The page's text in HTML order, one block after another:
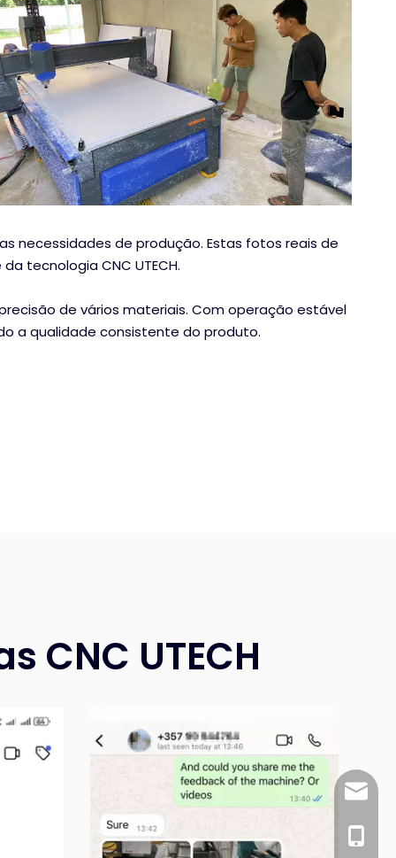
necessidades de produção. Estas fotos reais de
tecnologia CNC UTECH.
de vários materiais. Com operação estável
a qualidade consistente do produto.
CNC UTECH